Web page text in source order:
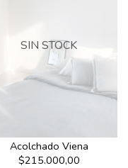
SIN STOCK
Acolchado Viena
$215.000,00